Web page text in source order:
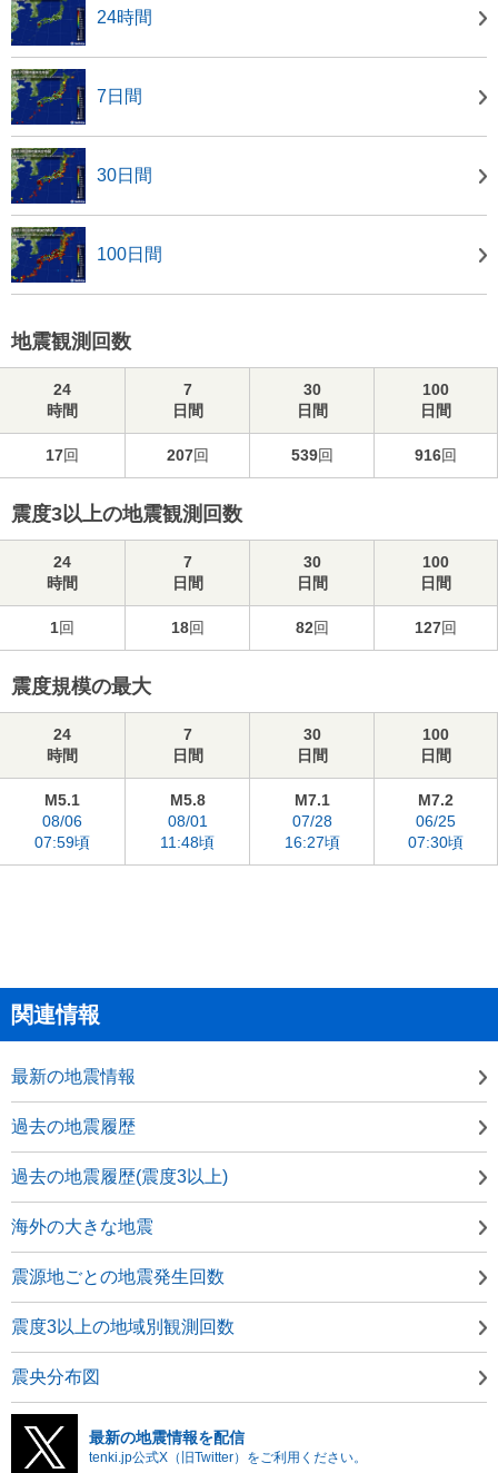
24時間
7日間
30日間
100日間
地震観測回数
24
時間
7
日間
30
日間
100
日間
17回 207回 539回 916回
震度3以上の地震観測回数
24
時間
7
日間
30
日間
100
日間
1回 18回 82回 127回
震度規模の最大
24
時間
7
日間
30
日間
100
日間
M5.1
08/06
07:59頃
M5.8
08/01
11:48頃
M7.1
07/28
16:27頃
M7.2
06/25
07:30頃
関連情報
最新の地震情報
過去の地震履歴
過去の地震履歴(震度3以上)
海外の大きな地震
震源地ごとの地震発生回数
震度3以上の地域別観測回数
震央分布図
最新の地震情報を配信
tenki.jp公式X（旧Twitter）をご利用ください。